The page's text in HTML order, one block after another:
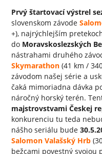
Prvý štartovací výstrel
slovenskom závode
+), najrýchlejším
do Moravskoslezských
nástrahami druhého
Skymarathon(41 km /
závodom našej série a
čaká mimoriadna dávka
náročný horský terén.
majstrovstvami Českej
konkurenciu tu teda
nášho seriálu bude
Salomon Valašský Hrb
bežcami povestný